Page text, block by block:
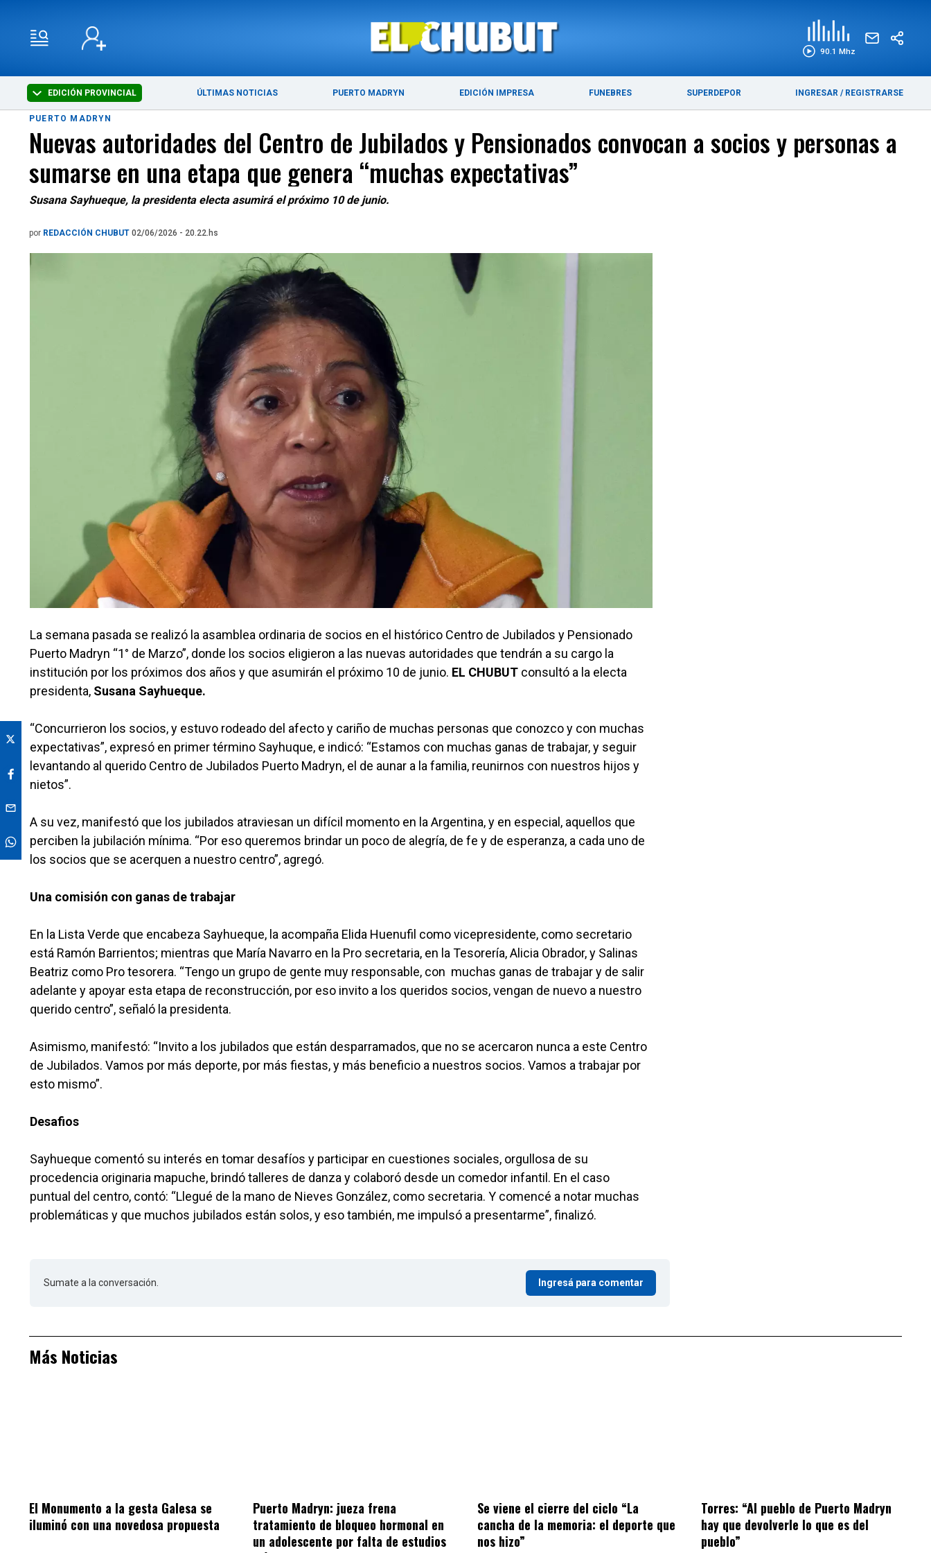
90.1 Mhz
EDICIÓN PROVINCIAL ÚLTIMAS NOTICIAS PUERTO MADRYN EDICIÓN IMPRESA FUNEBRES SUPERDEPOR INGRESAR / REGISTRARSE
ÚLTIMAS NOTICIAS PUERTO MADRYN
PUERTO MADRYN
Nuevas autoridades del Centro de Jubilados y Pensionados convocan a socios y personas a
sumarse en una etapa que genera “muchas expectativas”
Susana Sayhueque, la presidenta electa asumirá el próximo 10 de junio.
por REDACCIÓN CHUBUT 02/06/2026 - 20.22.hs
La semana pasada se realizó la asamblea ordinaria de socios en el histórico Centro de Jubilados y Pensionado
Puerto Madryn “1° de Marzo”, donde los socios eligieron a las nuevas autoridades que tendrán a su cargo la
institución por los próximos dos años y que asumirán el próximo 10 de junio. EL CHUBUT consultó a la electa
presidenta, Susana Sayhueque.
“Concurrieron los socios, y estuvo rodeado del afecto y cariño de muchas personas que conozco y con muchas
expectativas”, expresó en primer término Sayhuque, e indicó: “Estamos con muchas ganas de trabajar, y seguir
levantando al querido Centro de Jubilados Puerto Madryn, el de aunar a la familia, reunirnos con nuestros hijos y
nietos”.
A su vez, manifestó que los jubilados atraviesan un difícil momento en la Argentina, y en especial, aquellos que
perciben la jubilación mínima. “Por eso queremos brindar un poco de alegría, de fe y de esperanza, a cada uno de
los socios que se acerquen a nuestro centro”, agregó.
Una comisión con ganas de trabajar
En la Lista Verde que encabeza Sayhueque, la acompaña Elida Huenufil como vicepresidente, como secretario
está Ramón Barrientos; mientras que María Navarro en la Pro secretaria, en la Tesorería, Alicia Obrador, y Salinas
Beatriz como Pro tesorera. “Tengo un grupo de gente muy responsable, con muchas ganas de trabajar y de salir
adelante y apoyar esta etapa de reconstrucción, por eso invito a los queridos socios, vengan de nuevo a nuestro
querido centro”, señaló la presidenta.
Asimismo, manifestó: “Invito a los jubilados que están desparramados, que no se acercaron nunca a este Centro
de Jubilados. Vamos por más deporte, por más fiestas, y más beneficio a nuestros socios. Vamos a trabajar por
esto mismo”.
Desafios
Sayhueque comentó su interés en tomar desafíos y participar en cuestiones sociales, orgullosa de su
procedencia originaria mapuche, brindó talleres de danza y colaboró desde un comedor infantil. En el caso
puntual del centro, contó: “Llegué de la mano de Nieves González, como secretaria. Y comencé a notar muchas
problemáticas y que muchos jubilados están solos, y eso también, me impulsó a presentarme”, finalizó.
Sumate a la conversación. Ingresá para comentar
Más Noticias
El Monumento a la gesta Galesa se
iluminó con una novedosa propuesta
Puerto Madryn: jueza frena
tratamiento de bloqueo hormonal en
un adolescente por falta de estudios
Se viene el cierre del ciclo “La
cancha de la memoria: el deporte que
nos hizo”
Torres: “Al pueblo de Puerto Madryn
hay que devolverle lo que es del
pueblo”